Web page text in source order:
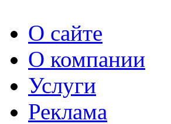
О сайте
О компании
Услуги
Реклама